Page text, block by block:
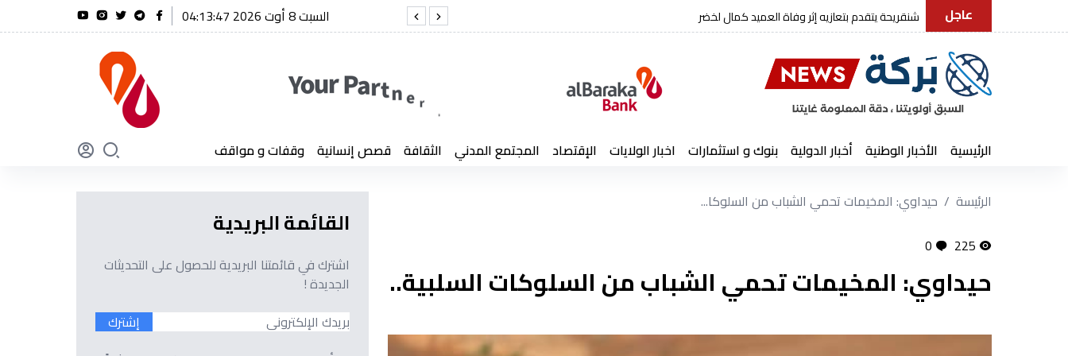
عاجل رئيس الجمهورية يعزي في وفاة العميد كمال لخضر الفريق أول شنقريحة يؤكد أن الجزائر لن تنسى أبدًا تضحيات أبنائها
السبت 8 أوت 2026 04:13:48
الرئيسية الأخبار الوطنية أخبار الدولية بنوك و استثمارات اخبار الولايات الإقتصاد المجتمع المدني الثقافة قصص إنسانية وقفات و مواقف
الرئيسة
حيداوي: المخيمات تحمي الشباب من السلوكا...
225
0
حيداوي: المخيمات تحمي الشباب من السلوكات السلبية..
القائمة البريدية
اشترك في قائمتنا البريدية للحصول على التحديثات
الجديدة !
إشترك